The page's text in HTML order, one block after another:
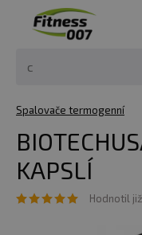
Spalovače termogenní
KAPSLÍ
Hodnotil